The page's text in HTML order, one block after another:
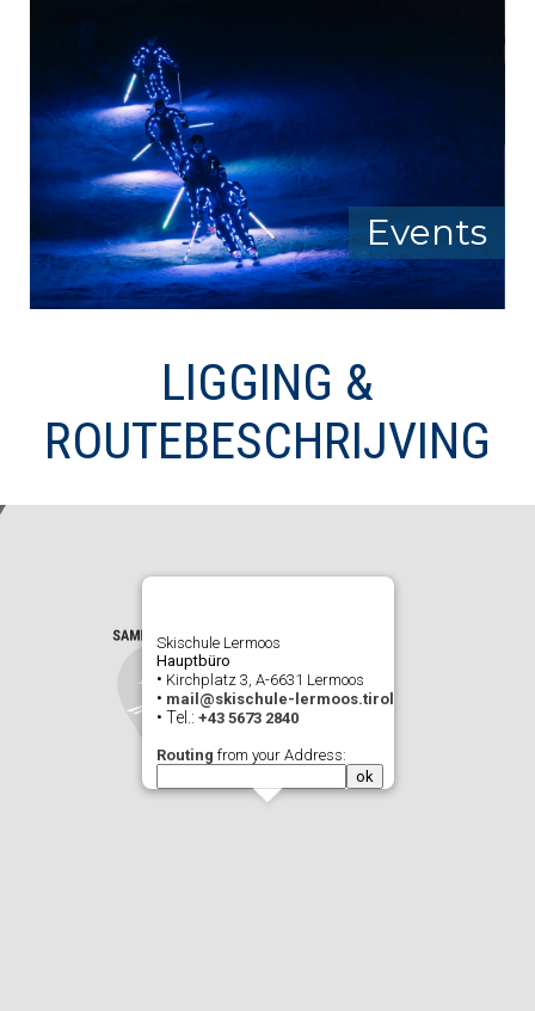
Events
LIGGING &
ROUTEBESCHRIJVING
Skischule Lermoos
Hauptbüro
• Kirchplatz 3, A-6631 Lermoos
• mail@skischule-lermoos.tirol
• Tel.: +43 5673 2840
Routing from your Address: